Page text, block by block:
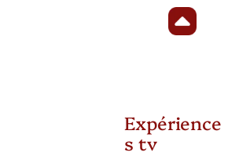
Expérience
s tv